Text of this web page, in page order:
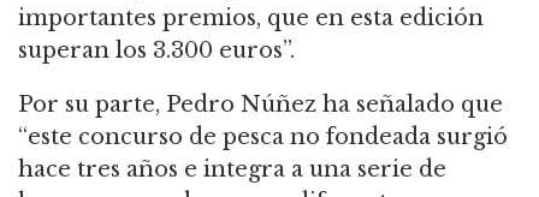
importantes premios, que en esta edición
superan los 3.300 euros”.
Por su parte, Pedro Núñez ha señalado que
“este concurso de pesca no fondeada surgió
hace tres años e integra a una serie de